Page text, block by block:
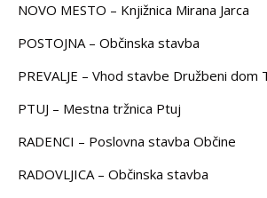
NOVO MESTO – Knjižnica Mirana Jarca
POSTOJNA – Občinska stavba
PREVALJE – Vhod stavbe Družbeni dom
PTUJ – Mestna tržnica Ptuj
RADENCI – Poslovna stavba Občine
RADOVLJICA – Občinska stavba